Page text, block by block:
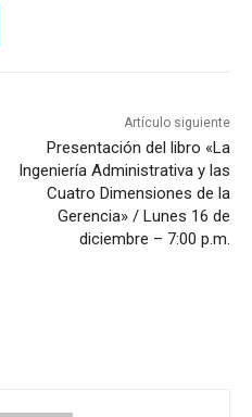
Artículo siguiente
Presentación del libro «La
Ingeniería Administrativa y las
Cuatro Dimensiones de la
Gerencia» / Lunes 16 de
diciembre – 7:00 p.m.